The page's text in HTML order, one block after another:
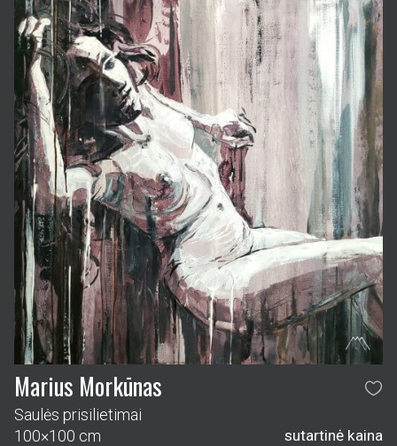
Marius Morkūnas
Saulės prisilietimai
100×100 cm
sutartinė kaina